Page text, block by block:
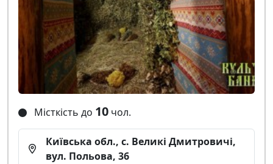
Місткість до 10 чол.
Київська обл., с. Великі Дмитровичі,
вул. Польова, 36